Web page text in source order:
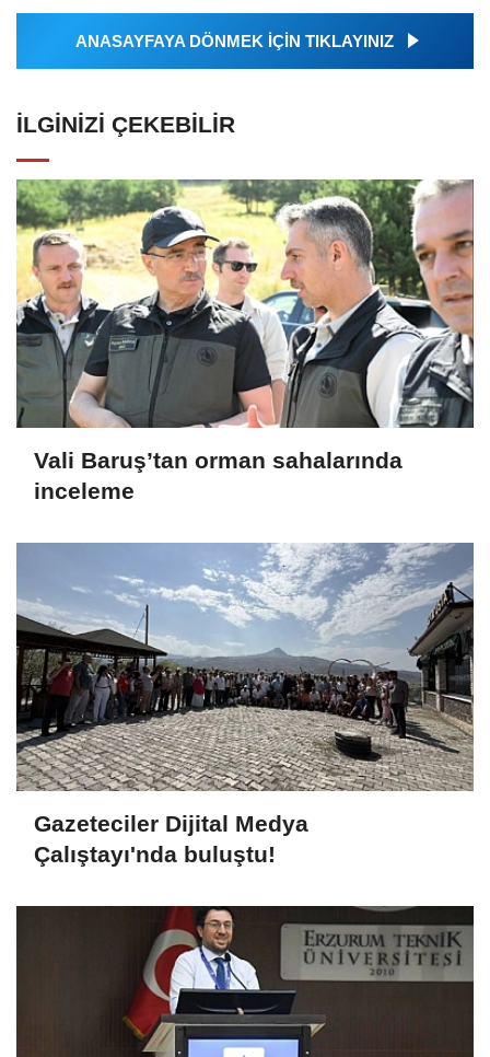
ANASAYFAYA DÖNMEK İÇİN TIKLAYINIZ
İLGINIZI ÇEKEBILIR
Vali Baruş’tan orman sahalarında
inceleme
Gazeteciler Dijital Medya
Çalıştayı'nda buluştu!